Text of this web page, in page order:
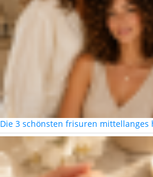
Die 3 schönsten frisuren mittellanges